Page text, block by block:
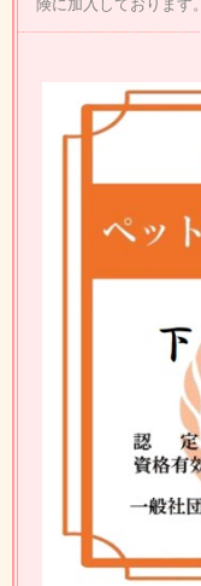
険に加入しております。